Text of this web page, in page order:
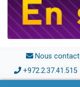
Nous
+972.2.37.41.515